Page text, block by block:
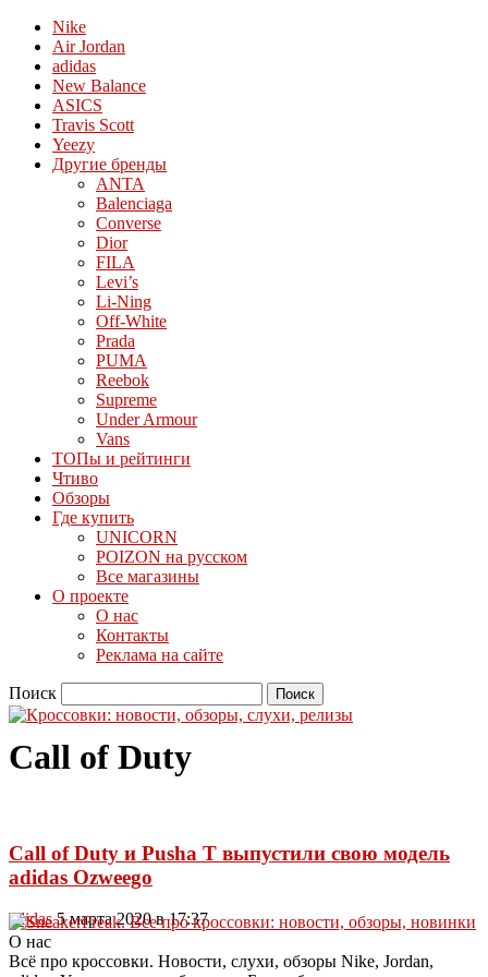
Nike
Air Jordan
adidas
New Balance
ASICS
Travis Scott
Yeezy
Другие бренды
ANTA
Balenciaga
Converse
Dior
FILA
Levi’s
Li-Ning
Off-White
Prada
PUMA
Reebok
Supreme
Under Armour
Vans
ТОПы и рейтинги
Чтиво
Обзоры
Где купить
UNICORN
POIZON на русском
Все магазины
О проекте
О нас
Контакты
Реклама на сайте
Поиск
Call of Duty
Call of Duty и Pusha T выпустили свою модель
adidas Ozweego
adidas 5 марта 2020 в 17:37
О нас
Всё про кроссовки. Новости, слухи, обзоры Nike, Jordan,